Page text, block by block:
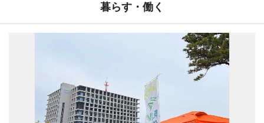
暮らす・働く